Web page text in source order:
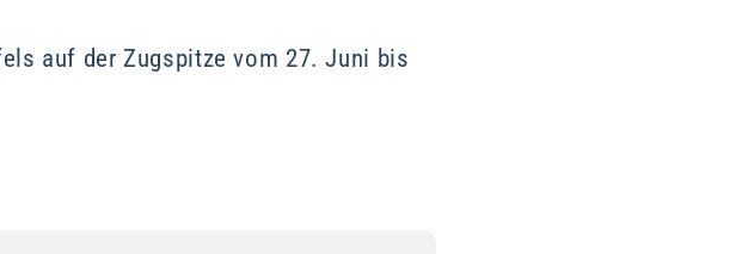
auf der Zugspitze vom 27. Juni bis